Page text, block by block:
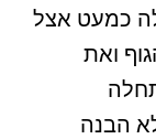
כמעט אצל
ואת
הבנה